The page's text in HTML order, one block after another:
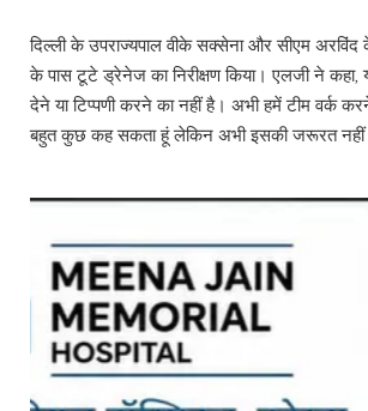
दिल्ली के उपराज्यपाल वीके सक्सेना और सीएम
के पास टूटे ड्रेनेज का निरीक्षण किया। एलजी ने कहा,
देने या टिप्पणी करने का नहीं है। अभी हमें टीम वर्क
बहुत कुछ कह सकता हूं लेकिन अभी इसकी जरूरत नहीं